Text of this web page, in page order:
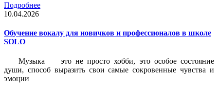
Подробнее
10.04.2026
Обучение вокалу для новичков и профессионалов в школе
SOLO
Музыка — это не просто хобби, это особое состояние
души, способ выразить свои самые сокровенные чувства и
эмоции